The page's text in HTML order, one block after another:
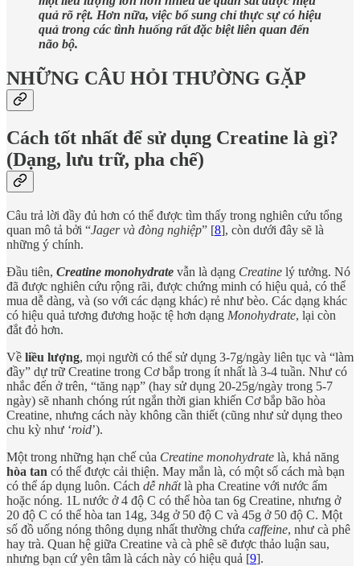
quả rõ rệt. Hơn nữa, việc bổ sung chỉ thực sự có hiệu
quả trong các tình huống rất đặc biệt liên quan đến
não bộ.
NHỮNG CÂU HỎI THƯỜNG GẶP
Cách tốt nhất để sử dụng Creatine là gì?
(Dạng, lưu trữ, pha chế)
Câu trả lời đầy đủ hơn có thể được tìm thấy trong nghiên cứu tổng
quan mô tả bởi “Jager và đòng nghiệp” [8], còn dưới đây sẽ là
những ý chính.
Đầu tiên, Creatine monohydrate vẫn là dạng Creatine lý tưởng. Nó
đã được nghiên cứu rộng rãi, được chứng minh có hiệu quả, có thể
mua dễ dàng, và (so với các dạng khác) rẻ như bèo. Các dạng khác
có hiệu quả tương đương hoặc tệ hơn dạng Monohydrate, lại còn
đắt đỏ hơn.
Về liều lượng, mọi người có thể sử dụng 3-7g/ngày liên tục và “làm
đầy” dự trữ Creatine trong Cơ bắp trong ít nhất là 3-4 tuần. Như có
nhắc đến ở trên, “tăng nạp” (hay sử dụng 20-25g/ngày trong 5-7
ngày) sẽ nhanh chóng rút ngắn thời gian khiến Cơ bắp bão hòa
Creatine, nhưng cách này không cần thiết (cũng như sử dụng theo
chu kỳ như ‘roid’).
Một trong những hạn chế của Creatine monohydrate là, khả năng
hòa tan có thể được cải thiện. May mắn là, có một số cách mà bạn
có thể áp dụng luôn. Cách dễ nhấtlà pha Creatine với nước ấm
hoặc nóng. 1L nước ở 4 độ C có thể hòa tan 6g Creatine, nhưng ở
20 độ C có thể hòa tan 14g, 34g ở 50 độ C và 45g ở 50 độ C. Một
số đồ uống nóng thông dụng nhất thường chứa caffeine, như cà phê
hay trà. Quan hệ giữa Creatine và cà phê sẽ được thảo luận sau,
nhưng bạn cứ yên tâm là cách này có hiệu quả [9].